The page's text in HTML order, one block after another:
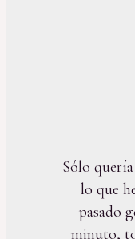
Sólo
lo que
pasado
minuto,